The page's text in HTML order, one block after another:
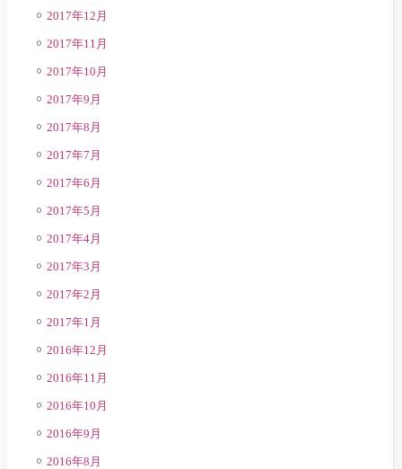
2017年12月
2017年11月
2017年10月
2017年9月
2017年8月
2017年7月
2017年6月
2017年5月
2017年4月
2017年3月
2017年2月
2017年1月
2016年12月
2016年11月
2016年10月
2016年9月
2016年8月